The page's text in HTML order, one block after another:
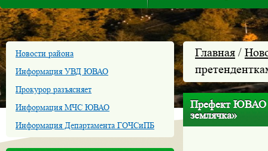
Новости района
Информация УВД ЮВАО
Прокурор разъясняет
Информация МЧС ЮВАО
Информация Департамента ГОЧСиПБ
Главная /
Префект ЮВАО
землячка»